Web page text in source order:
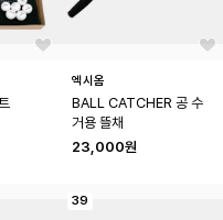
엑시옴
BALL CATCHER 공 수
거용 뜰채
23,000원
39